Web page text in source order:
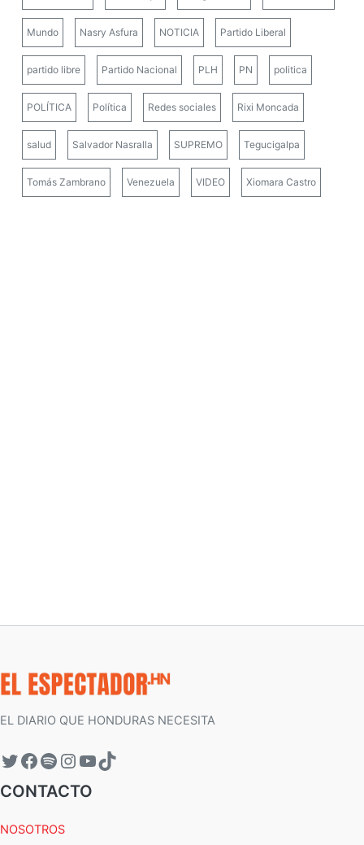
Mundo Nasry Asfura NOTICIA Partido Liberal
partido libre Partido Nacional PLH PN politica
POLÍTICA Política Redes sociales Rixi Moncada
salud Salvador Nasralla SUPREMO Tegucigalpa
Tomás Zambrano Venezuela VIDEO Xiomara Castro
EL DIARIO QUE HONDURAS NECESITA
CONTACTO
NOSOTROS